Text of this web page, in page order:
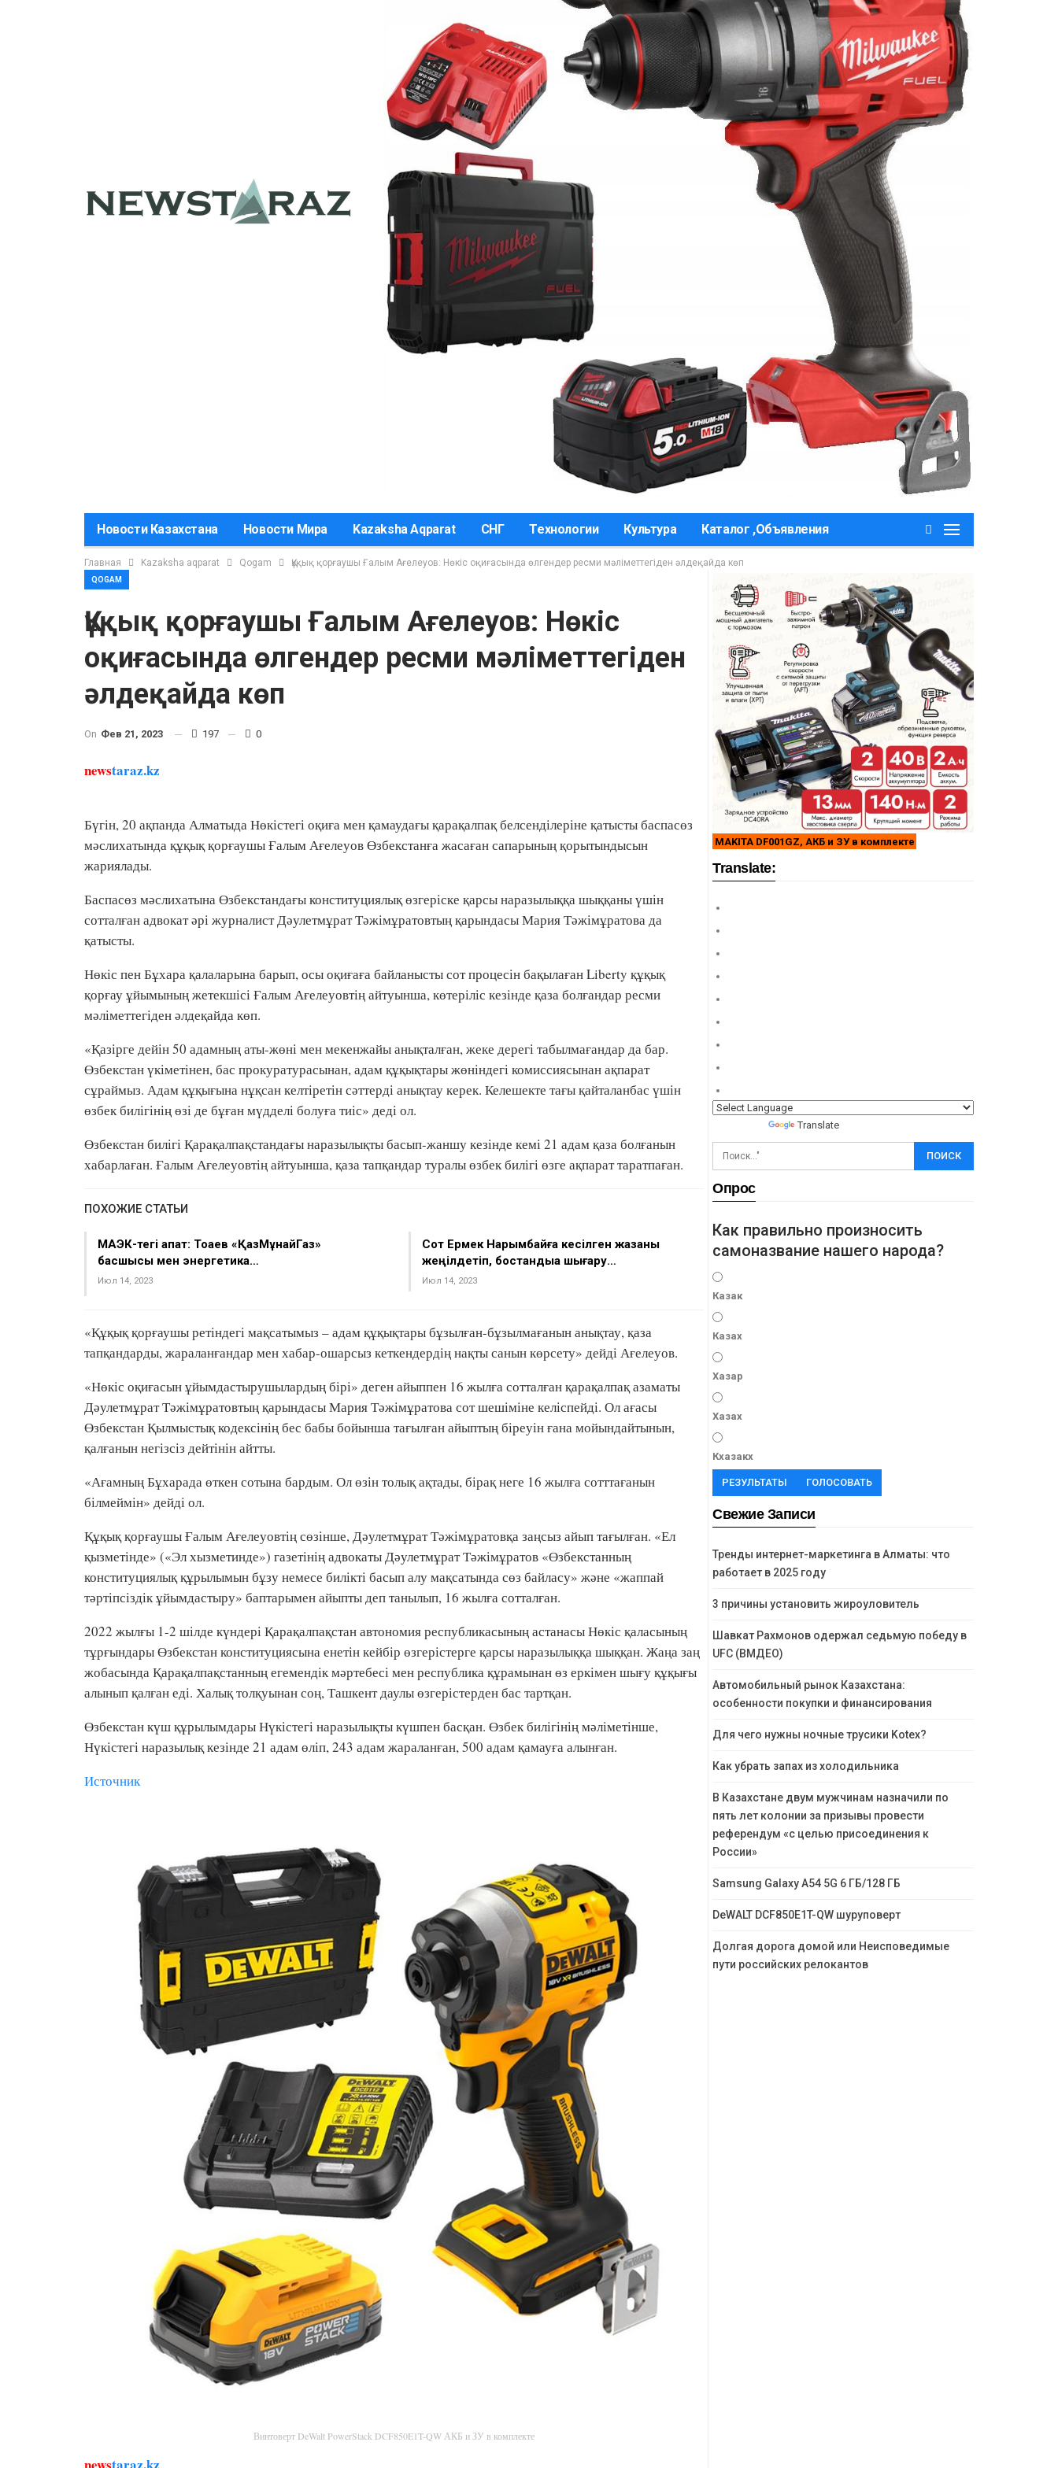
Новости Казахстана Новости Мира Kazaksha Aqparat СНГ Технологии Культура Каталог ,Объявления
Главная Kazaksha aqparat Qogam Құқық қорғаушы Ғалым Ағелеуов: Нөкіс оқиғасында өлгендер ресми мәліметтегіден әлдеқайда көп
QOGAM
Құқық қорғаушы Ғалым Ағелеуов: Нөкіс
оқиғасында өлгендер ресми мәліметтегіден
әлдеқайда көп
On Фев 21, 2023 197 0
newstaraz.kz
Бүгін, 20 ақпанда Алматыда Нөкістегі оқиға мен қамаудағы қарақалпақ белсенділеріне қатысты баспасөз
мәслихатында құқық қорғаушы Ғалым Ағелеуов Өзбекстанға жасаған сапарының қорытындысын
жариялады.
Баспасөз мәслихатына Өзбекстандағы конституциялық өзгеріске қарсы наразылыққа шыққаны үшін
сотталған адвокат әрі журналист Дәулетмұрат Тәжімұратовтың қарындасы Мария Тәжімұратова да
қатысты.
Нөкіс пен Бұхара қалаларына барып, осы оқиғаға байланысты сот процесін бақылаған Liberty құқық
қорғау ұйымының жетекшісі Ғалым Ағелеуовтің айтуынша, көтеріліс кезінде қаза болғандар ресми
мәліметтегіден әлдеқайда көп.
«Қазірге дейін 50 адамның аты-жөні мен мекенжайы анықталған, жеке дерегі табылмағандар да бар.
Өзбекстан үкіметінен, бас прокуратурасынан, адам құқықтары жөніндегі комиссиясынан ақпарат
сұраймыз. Адам құқығына нұқсан келтіретін сәттерді анықтау керек. Келешекте тағы қайталанбас үшін
өзбек билігінің өзі де бұған мүдделі болуға тиіс» деді ол.
Өзбекстан билігі Қарақалпақстандағы наразылықты басып-жаншу кезінде кемі 21 адам қаза болғанын
хабарлаған. Ғалым Ағелеуовтің айтуынша, қаза тапқандар туралы өзбек билігі өзге ақпарат таратпаған.
ПОХОЖИЕ СТАТЬИ
МАЭК-тегі апат: Тоқаев «ҚазМұнайГаз»
басшысы мен энергетика…
Июл 14, 2023
Сот Ермек Нарымбайға кесілген жазаны
жеңілдетіп, бостандыққа шығару…
Июл 14, 2023
«Құқық қорғаушы ретіндегі мақсатымыз – адам құқықтары бұзылған-бұзылмағанын анықтау, қаза
тапқандарды, жараланғандар мен хабар-ошарсыз кеткендердің нақты санын көрсету» дейді Ағелеуов.
«Нөкіс оқиғасын ұйымдастырушылардың бірі» деген айыппен 16 жылға сотталған қарақалпақ азаматы
Дәулетмұрат Тәжімұратовтың қарындасы Мария Тәжімұратова сот шешіміне келіспейді. Ол ағасы
Өзбекстан Қылмыстық кодексінің бес бабы бойынша тағылған айыптың біреуін ғана мойындайтынын,
қалғанын негізсіз дейтінін айтты.
«Ағамның Бұхарада өткен сотына бардым. Ол өзін толық ақтады, бірақ неге 16 жылға сотттағанын
білмеймін» дейді ол.
Құқық қорғаушы Ғалым Ағелеуовтің сөзінше, Дәулетмұрат Тәжімұратовқа заңсыз айып тағылған. «Ел
қызметінде» («Эл хызметинде») газетінің адвокаты Дәулетмұрат Тәжімұратов «Өзбекстанның
конституциялық құрылымын бұзу немесе билікті басып алу мақсатында сөз байласу» және «жаппай
тәртіпсіздік ұйымдастыру» баптарымен айыпты деп танылып, 16 жылға сотталған.
2022 жылғы 1-2 шілде күндері Қарақалпақстан автономия республикасының астанасы Нөкіс қаласының
тұрғындары Өзбекстан конституциясына енетін кейбір өзгерістерге қарсы наразылыққа шыққан. Жаңа заң
жобасында Қарақалпақстанның егемендік мәртебесі мен республика құрамынан өз еркімен шығу құқығы
алынып қалған еді. Халық толқуынан соң, Ташкент даулы өзгерістерден бас тартқан.
Өзбекстан күш құрылымдары Нүкістегі наразылықты күшпен басқан. Өзбек билігінің мәліметінше,
Нүкістегі наразылық кезінде 21 адам өліп, 243 адам жараланған, 500 адам қамауға алынған.
Источник
Винтоверт DeWalt PowerStack DCF850E1T-QW АКБ и ЗУ в комплекте
MAKITA DF001GZ, АКБ и ЗУ в комплекте
Translate:
Translate
Опрос
Как правильно произносить
самоназвание нашего народа?
Казак
Казах
Хазар
Хазах
Кхазакх
РЕЗУЛЬТАТЫ ГОЛОСОВАТЬ
Свежие Записи
Тренды интернет-маркетинга в Алматы: что
работает в 2025 году
3 причины установить жироуловитель
Шавкат Рахмонов одержал седьмую победу в
UFC (ВМДЕО)
Автомобильный рынок Казахстана:
особенности покупки и финансирования
Для чего нужны ночные трусики Kotex?
Как убрать запах из холодильника
В Казахстане двум мужчинам назначили по
пять лет колонии за призывы провести
референдум «с целью присоединения к
России»
Samsung Galaxy A54 5G 6 ГБ/128 ГБ
DeWALT DCF850E1T-QW шуруповерт
Долгая дорога домой или Неисповедимые
пути российских релокантов